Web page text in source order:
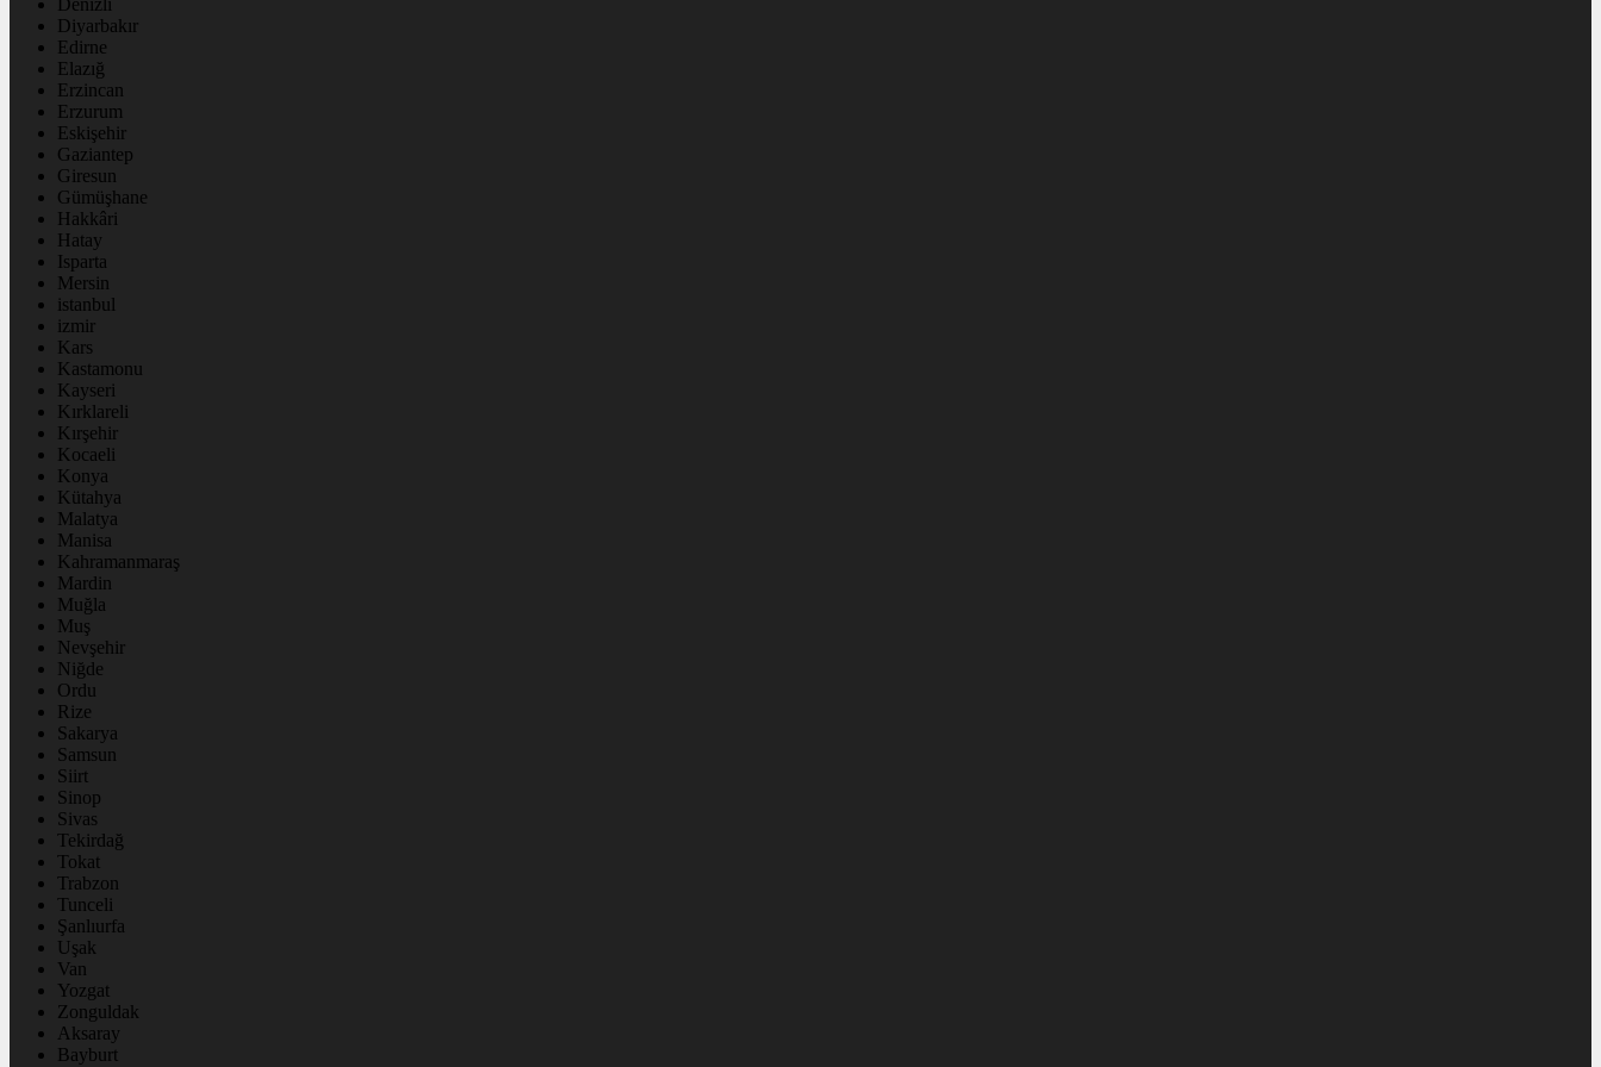
Denizli
Diyarbakır
Edirne
Elazığ
Erzincan
Erzurum
Eskişehir
Gaziantep
Giresun
Gümüşhane
Hakkâri
Hatay
Isparta
Mersin
istanbul
izmir
Kars
Kastamonu
Kayseri
Kırklareli
Kırşehir
Kocaeli
Konya
Kütahya
Malatya
Manisa
Kahramanmaraş
Mardin
Muğla
Muş
Nevşehir
Niğde
Ordu
Rize
Sakarya
Samsun
Siirt
Sinop
Sivas
Tekirdağ
Tokat
Trabzon
Tunceli
Şanlıurfa
Uşak
Van
Yozgat
Zonguldak
Aksaray
Bayburt